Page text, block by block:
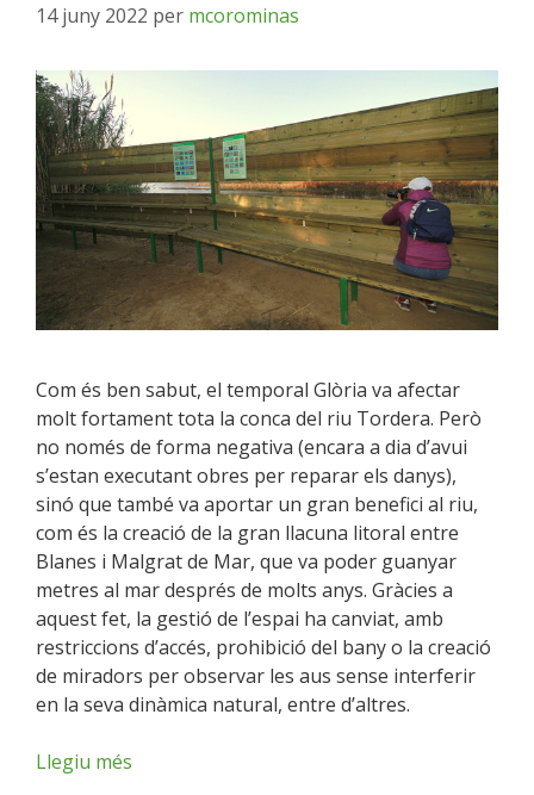
14 juny 2022 per mcorominas
Com és ben sabut, el temporal Glòria va afectar
molt fortament tota la conca del riu Tordera. Però
no només de forma negativa (encara a dia d’avui
s’estan executant obres per reparar els danys),
sinó que també va aportar un gran benefici al riu,
com és la creació de la gran llacuna litoral entre
Blanes i Malgrat de Mar, que va poder guanyar
metres al mar després de molts anys. Gràcies a
aquest fet, la gestió de l’espai ha canviat, amb
restriccions d’accés, prohibició del bany o la creació
de miradors per observar les aus sense interferir
en la seva dinàmica natural, entre d’altres.
Llegiu més